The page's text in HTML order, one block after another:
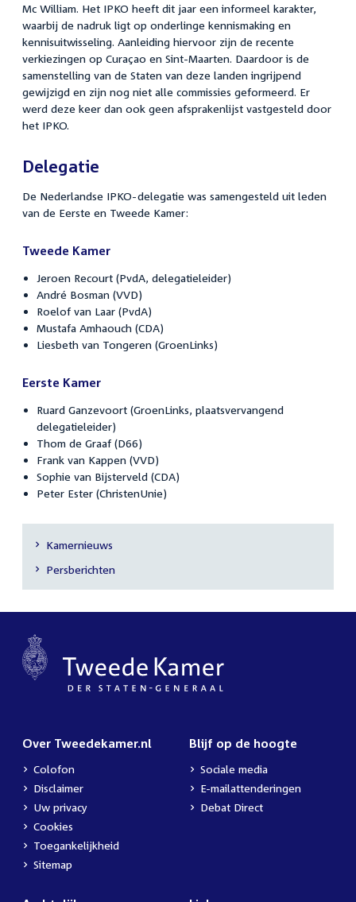
Mc William. Het IPKO heeft dit jaar een informeel karakter,
waarbij de nadruk ligt op onderlinge kennismaking en
kennisuitwisseling. Aanleiding hiervoor zijn de recente
verkiezingen op Curaçao en Sint-Maarten. Daardoor is de
samenstelling van de Staten van deze landen ingrijpend
gewijzigd en zijn nog niet alle commissies geformeerd. Er
werd deze keer dan ook geen afsprakenlijst vastgesteld door
het IPKO.
Delegatie
De Nederlandse IPKO-delegatie was samengesteld uit leden
van de Eerste en Tweede Kamer:
Tweede Kamer
Jeroen Recourt (PvdA, delegatieleider)
André Bosman (VVD)
Roelof van Laar (PvdA)
Mustafa Amhaouch (CDA)
Liesbeth van Tongeren (GroenLinks)
Eerste Kamer
Ruard Ganzevoort (GroenLinks, plaatsvervangend
delegatieleider)
Thom de Graaf (D66)
Frank van Kappen (VVD)
Sophie van Bijsterveld (CDA)
Peter Ester (ChristenUnie)
Secundaire
navigatie
Kamernieuws
Persberichten
Over Tweedekamer.nl
Colofon
Disclaimer
Uw privacy
Cookies
Toegankelijkheid
Sitemap
Blijf op de hoogte
Sociale media
E-mailattenderingen
Debat Direct